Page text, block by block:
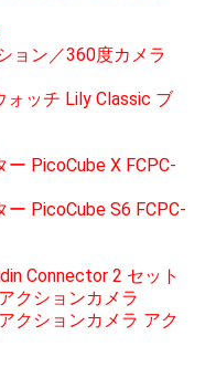
ョン／360度カメラ
ッチ Lily Classic ブ
PicoCube X FCPC-
PicoCube S6 FCPC-
Connector 2 セット
クションカメラ
クションカメラ アク